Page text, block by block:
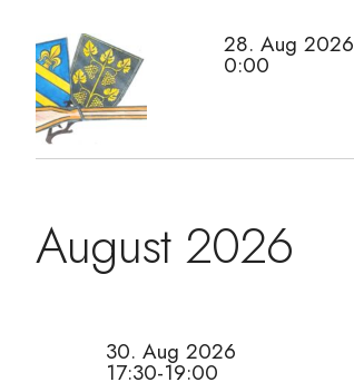
28. Aug 2026
0:00
August 2026
30. Aug 2026
17:30-19:00